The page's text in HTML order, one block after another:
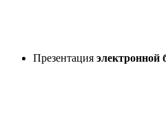
Презентация электронной